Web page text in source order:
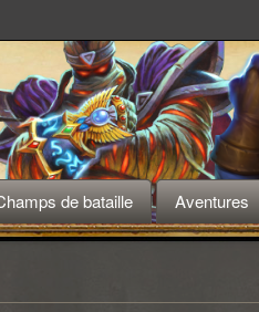
de bataille Aventures